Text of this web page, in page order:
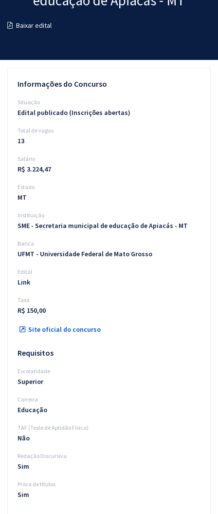
Graduação
Questões grátis
Blog
Aprovados
Atendimento
Baixar edital
Informações do Concurso
Situação
Edital publicado (Inscrições abertas)
Total de vagas
13
Salário
R$ 3.224,47
Estado
MT
Instituição
SME - Secretaria municipal de educação de Apiacás - MT
Banca
UFMT - Universidade Federal de Mato Grosso
Edital
Link
Taxa
R$ 150,00
Site oficial do concurso
Requisitos
Escolaridade
Superior
Carreira
Educação
TAF (Teste de Aptidão Física)
Não
Redação Discursiva
Sim
Prova de títulos
Sim